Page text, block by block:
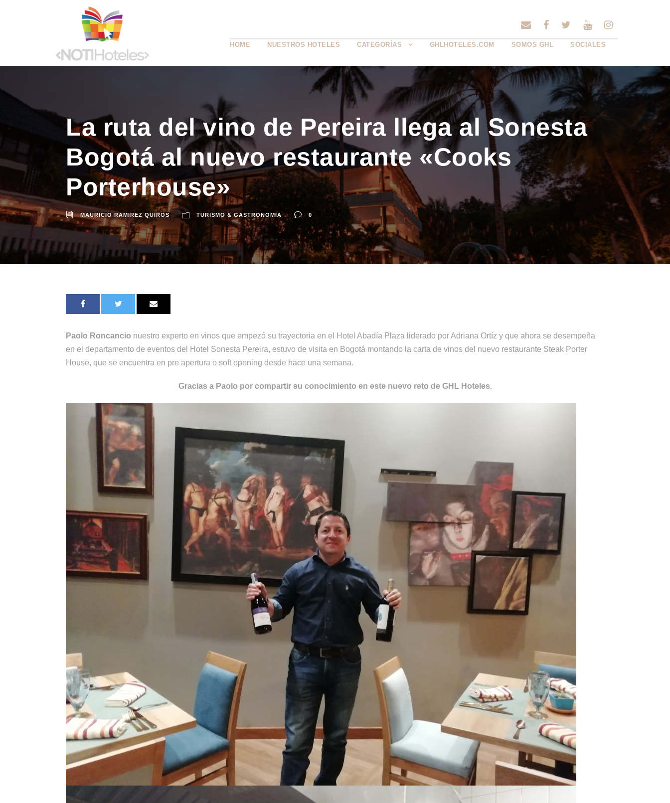
HOME NUESTROS HOTELES CATEGORÍAS GHLHOTELES.COM SOMOS GHL SOCIALES
La ruta del vino de Pereira llega al Sonesta
Bogotá al nuevo restaurante «Cooks
Porterhouse»
MAURICIO RAMIREZ QUIROS TURISMO & GASTRONOMIA 0
Paolo Roncancio nuestro experto en vinos que empezó su trayectoria en el Hotel Abadía Plaza liderado por Adriana Ortíz y que ahora se desempeña
en el departamento de eventos del Hotel Sonesta Pereira, estuvo de visita en Bogotá montando la carta de vinos del nuevo restaurante Steak Porter
House, que se encuentra en pre apertura o soft opening desde hace una semana.
Gracias a Paolo por compartir su conocimiento en este nuevo reto de GHL Hoteles.